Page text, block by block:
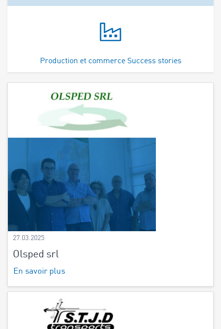
Production et commerce Success stories
27.03.2025
Olsped srl
En savoir plus